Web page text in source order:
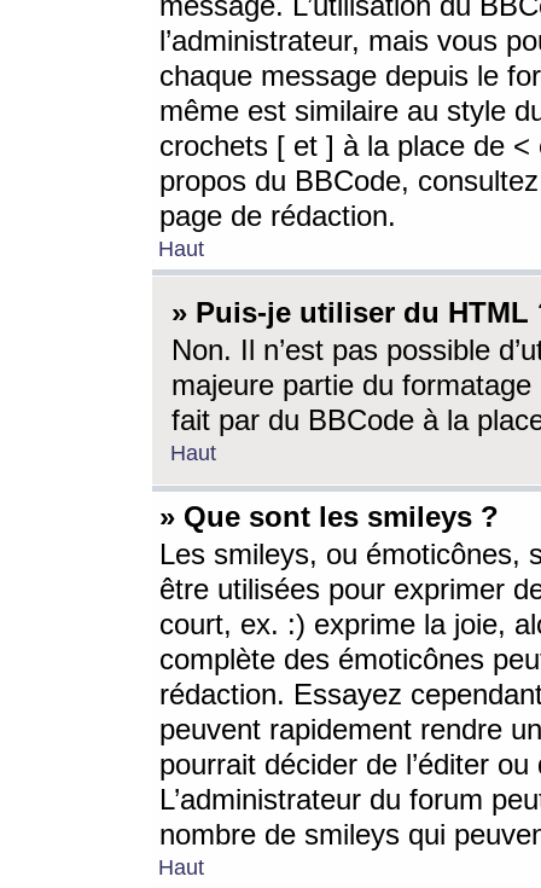
l’administrateur, mais vous
chaque message depuis le
même est similaire au style
crochets [ et ] à la place de <
propos du BBCode,
page de rédaction.
Haut
» Puis-je utiliser du HTML
Non. Il n’est pas possible
majeure partie du
fait par du BBCode à la
Haut
» Que sont les smileys ?
Les smileys, ou émoticônes,
être utilisées pour exprimer
court, ex. :) exprime la joie,
complète des émoticônes
rédaction. Essayez
peuvent rapidement rendre
pourrait décider de l’éditer
L’administrateur du forum
nombre de smileys qui
Haut